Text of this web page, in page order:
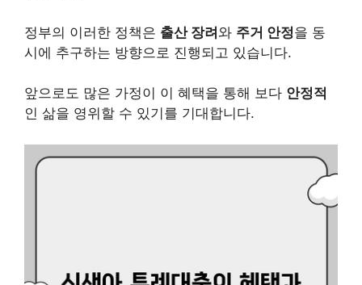
정부의 이러한 정책은 출산 장려와 주거 안정을 동
시에 추구하는 방향으로 진행되고 있습니다.
앞으로도 많은 가정이 이 혜택을 통해 보다 안정적
인 삶을 영위할 수 있기를 기대합니다.